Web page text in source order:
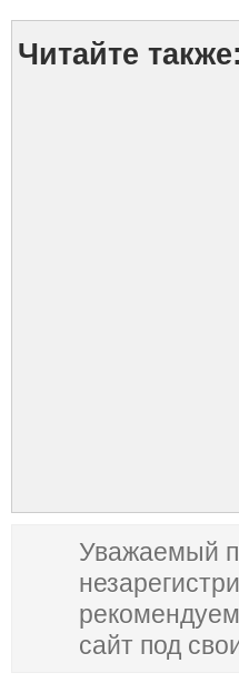
Читайте также:
Уважаемый
сайт под